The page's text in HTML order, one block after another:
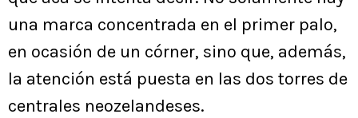
una marca concentrada en el primer palo,
en ocasión de un córner, sino que, además,
la atención está puesta en las dos torres de
centrales neozelandeses.